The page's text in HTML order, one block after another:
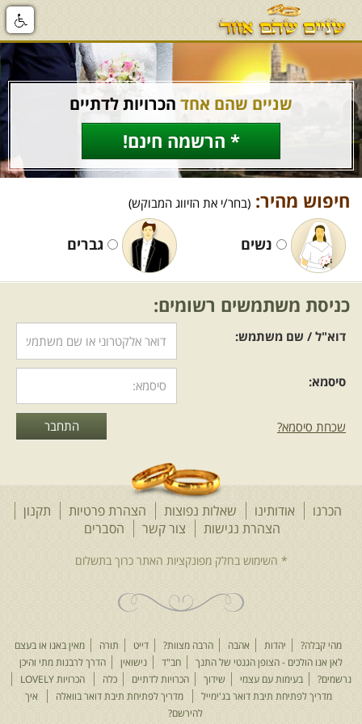
שניים שהם אחד הכרויות לדתיים
* הרשמה חינם!
חיפוש מהיר: (בחר/י את הזיווג המבוקש)
נשים גברים
כניסת משתמשים רשומים:
דוא"ל / שם משתמש:
סיסמא:
שכחת סיסמא?
הכרנו אודותינו שאלות נפוצות הצהרת פרטיות
תקנון
הצהרת נגישות
צור קשר הסברים
מהי קבלה? יהדות אהבה הרבה מצוות? דייט תורה
מאין באנו או בעצם
לאן אנו הולכים - הצופן הגנטי של התנך
חב"ד נישואין
הדרך לרבנות מתי והיכן
נרשמים?
בעימות עם עצמי שידוך הכרויות לדתיים כלה
הכרויות LOVELY
מדריך לפתיחת תיבת דואר בג'ימייל
מדריך לפתיחת תיבת דואר בוואלה
איך
להירשם?